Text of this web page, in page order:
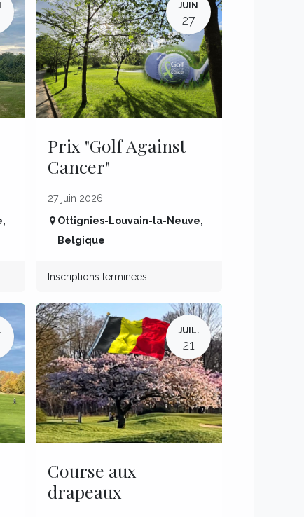
,
JUIN
27
Prix "Golf Against
Cancer"
27 juin 2026
Ottignies-Louvain-la-Neuve,
Belgique
Inscriptions terminées
JUIL.
21
Course aux
drapeaux